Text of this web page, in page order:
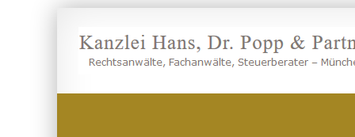
Inhalt
springen